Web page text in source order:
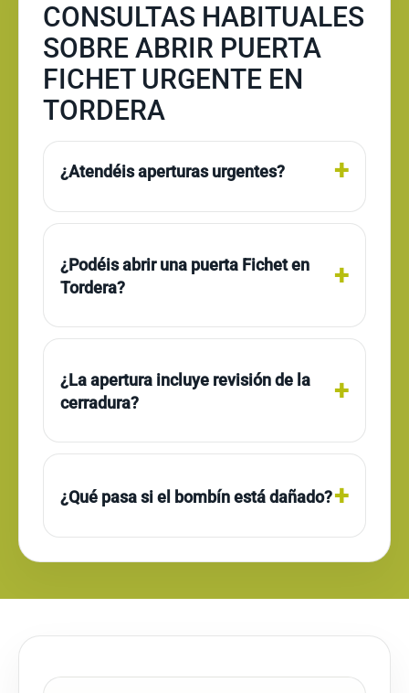
CONSULTAS HABITUALES
SOBRE ABRIR PUERTA
FICHET URGENTE EN
TORDERA
¿Atendéis aperturas urgentes?
¿Podéis abrir una puerta Fichet en
Tordera?
¿La apertura incluye revisión de la
cerradura?
¿Qué pasa si el bombín está dañado?